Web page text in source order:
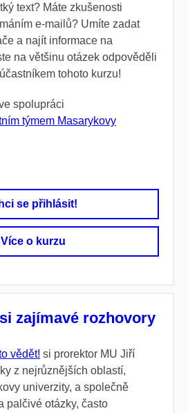
text? Máte zkušenosti
e-mailů? Umíte zadat
a najít informace na
na většinu otázek odpověděli
tohoto kurzu!
spolupráci
týmem Masarykovy
se přihlásit!
Více o kurzu
zajímavé rozhovory
vědět! si prorektor MU Jiří
z nejrůznějších oblastí,
univerzity, a společně
palčivé otázky, často